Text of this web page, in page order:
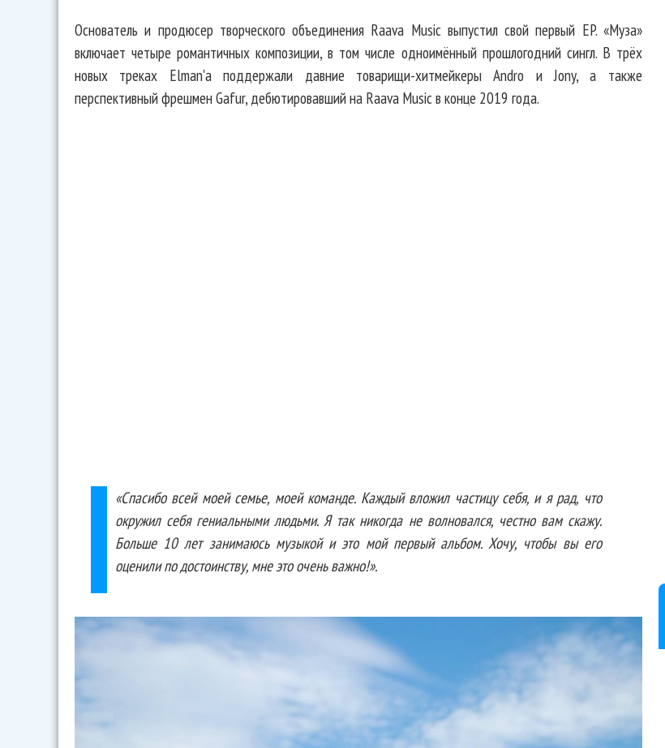
Основатель и продюсер творческого объединения Raava Music выпустил свой первый EP. «Муза»
включает четыре романтичных композиции, в том числе одноимённый прошлогодний сингл. В трёх
новых треках Elman'а поддержали давние товарищи-хитмейкеры Andro и Jony, а также
перспективный фрешмен Gafur, дебютировавший на Raava Music в конце 2019 года.
«Спасибо всей моей семье, моей команде. Каждый вложил частицу себя, и я рад, что
окружил себя гениальными людьми. Я так никогда не волновался, честно вам скажу.
Больше 10 лет занимаюсь музыкой и это мой первый альбом. Хочу, чтобы вы его
оценили по достоинству, мне это очень важно!».